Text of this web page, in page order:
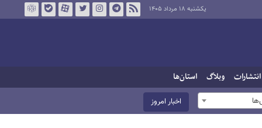
یکشنبه ۱۸ مرداد ۱۴۰۵
انتشارات وبلاگ استان‌ها
اخبار امروز